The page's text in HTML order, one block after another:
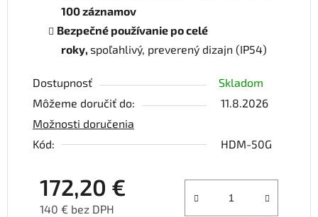
100 záznamov
Bezpečné používanie po celé
roky, spoľahlivý, preverený dizajn (IP54)
Dostupnosť
Skladom
Môžeme doručiť do:
11.8.2026
Možnosti doručenia
Kód:
HDM-50G
172,20 €
140 € bez DPH